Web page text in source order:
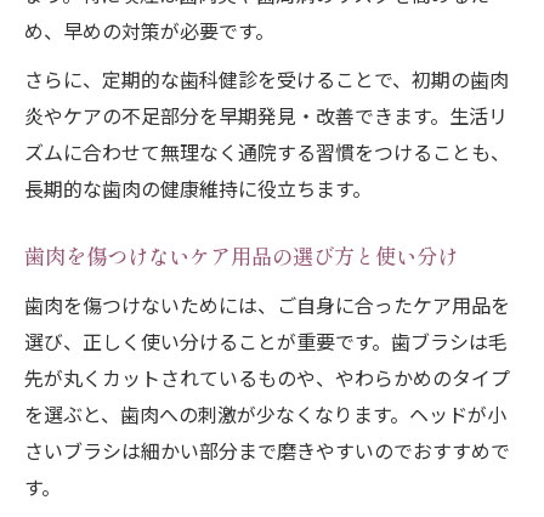
め、早めの対策が必要です。
さらに、定期的な歯科健診を受けることで、初期の歯肉
炎やケアの不足部分を早期発見・改善できます。生活リ
ズムに合わせて無理なく通院する習慣をつけることも、
長期的な歯肉の健康維持に役立ちます。
歯肉を傷つけないケア用品の選び方と使い分け
歯肉を傷つけないためには、ご自身に合ったケア用品を
選び、正しく使い分けることが重要です。歯ブラシは毛
先が丸くカットされているものや、やわらかめのタイプ
を選ぶと、歯肉への刺激が少なくなります。ヘッドが小
さいブラシは細かい部分まで磨きやすいのでおすすめで
す。